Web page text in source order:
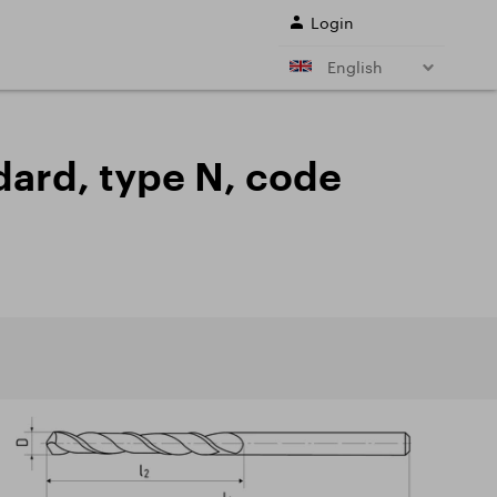
SERVICES
Login
English
type N, code